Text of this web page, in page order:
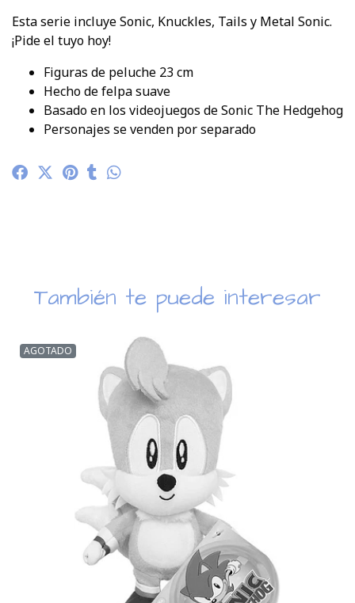
Esta serie incluye Sonic, Knuckles, Tails y Metal Sonic.
¡Pide el tuyo hoy!
Figuras de peluche 23 cm
Hecho de felpa suave
Basado en los videojuegos de Sonic The Hedgehog
Personajes se venden por separado
También te puede interesar
AGOTADO